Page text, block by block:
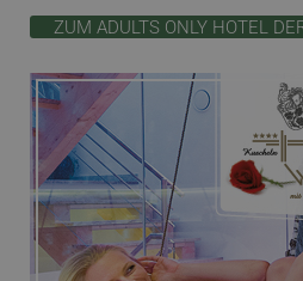
ZUM ADULTS ONLY HOTEL